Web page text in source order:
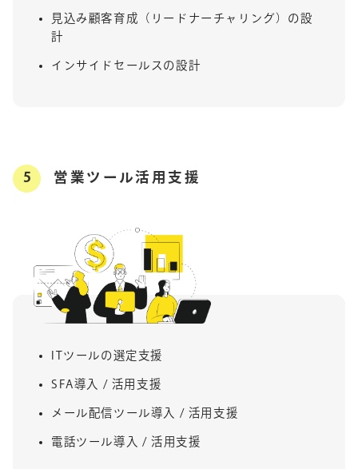
見込み顧客育成（リードナーチャリング）の設
計
インサイドセールスの設計
5 営業ツール活用支援
ITツールの選定支援
SFA導入 / 活用支援
メール配信ツール導入 / 活用支援
電話ツール導入 / 活用支援